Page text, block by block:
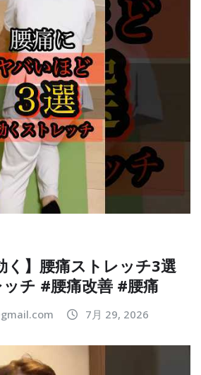
く】腰痛ストレッチ3選
チ #腰痛改善 #腰痛
7月 29, 2026